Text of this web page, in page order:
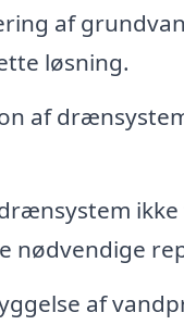
af
løsning.
af
nødvendige
af